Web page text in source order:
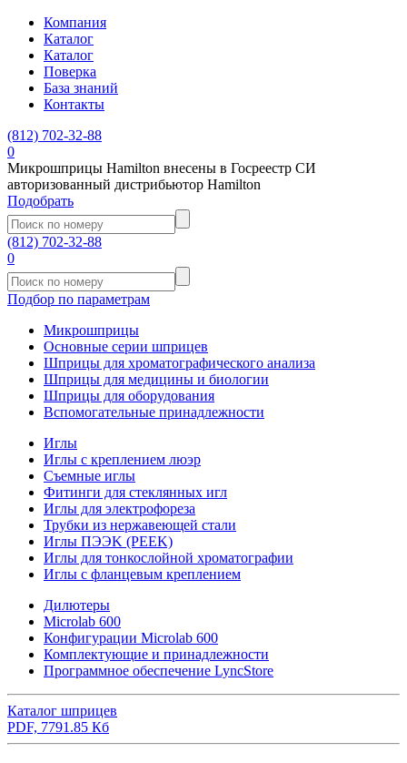
Компания
Каталог
Каталог
Поверка
База знаний
Контакты
(812) 702-32-88
0
Микрошприцы Hamilton внесены в Госреестр СИ
авторизованный дистрибьютор Hamilton
Подобрать
(812) 702-32-88
0
Подбор по параметрам
Микрошприцы
Основные серии шприцев
Шприцы для хроматографического анализа
Шприцы для медицины и биологии
Шприцы для оборудования
Вспомогательные принадлежности
Иглы
Иглы с креплением люэр
Съемные иглы
Фитинги для стеклянных игл
Иглы для электрофореза
Трубки из нержавеющей стали
Иглы ПЭЭK (PEEK)
Иглы для тонкослойной хроматографии
Иглы с фланцевым креплением
Дилютеры
Microlab 600
Конфигурации Microlab 600
Комплектующие и принадлежности
Программное обеспечение LyncStore
Каталог шприцев
PDF, 7791.85 Кб